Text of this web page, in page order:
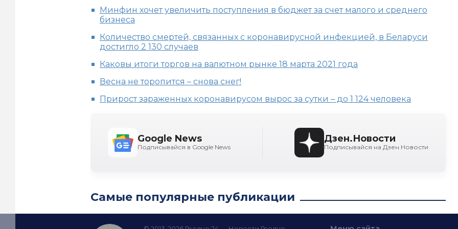
Минфин хочет увеличить поступления в бюджет за счет малого и среднего
бизнеса
Количество смертей, связанных с коронавирусной инфекцией, в Беларуси
достигло 2 130 случаев
Каковы итоги торгов на валютном рынке 18 марта 2021 года
Весна не торопится – снова снег!
Прирост зараженных коронавирусом вырос за сутки – до 1 124 человека
Google News
Подписывайся в Google News
Дзен.Новости
Подписывайся на Дзен.Новости
Самые популярные публикации